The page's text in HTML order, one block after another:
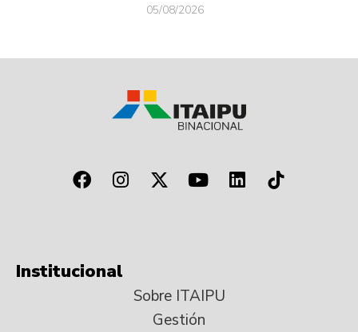
05/08/2026
Institucional
Sobre ITAIPU
Gestión